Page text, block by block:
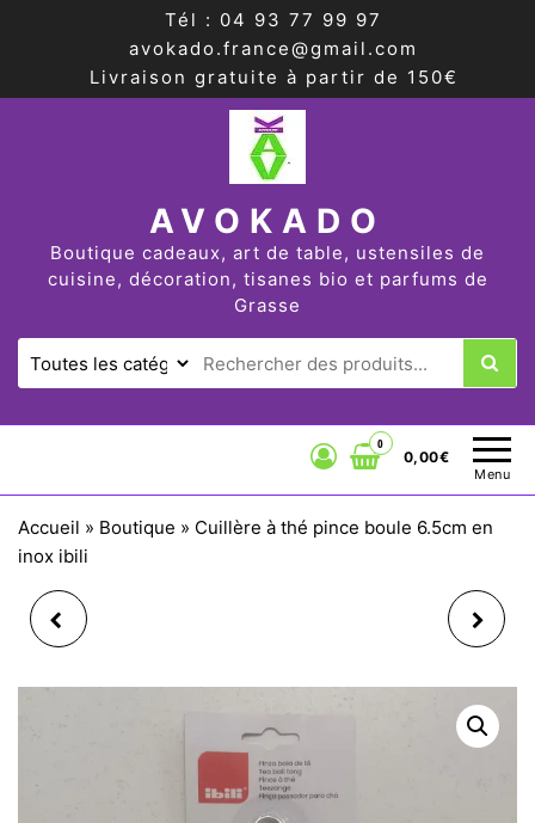
Tél : 04 93 77 99 97
avokado.france@gmail.com
Livraison gratuite à partir de 150€
AVOKADO
Boutique cadeaux, art de table, ustensiles de
cuisine, décoration, tisanes bio et parfums de
Grasse
Menu
0
0,00€
Accueil » Boutique » Cuillère à thé pince boule 6.5cm en
inox ibili
NOAH 32CM IBILI